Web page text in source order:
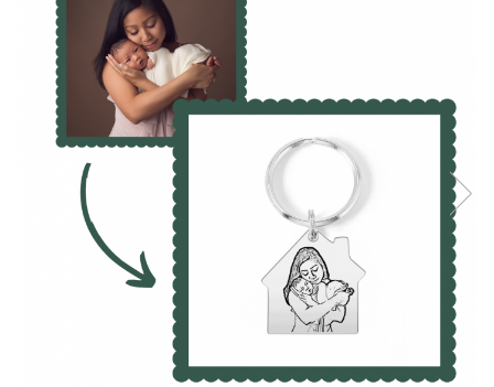
Bijuterii pentru barbati
Lanturi
Bratari
Talismane
Verighete
Bijuterii din argint placate cu aur